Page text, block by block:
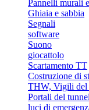
Pannelli murali
Ghiaia e sabbia
Segnali
software
Suono
giocattolo
Scartamento TT
Costruzione di
THW, Vigili del
Portali del
luci di